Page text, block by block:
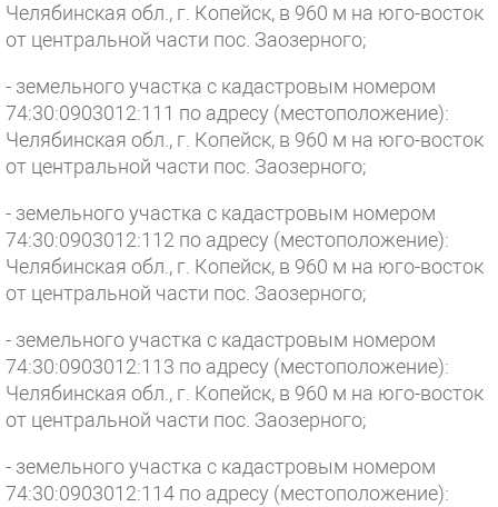
Челябинская обл., г. Копейск, в 960 м на юго-восток
от центральной части пос. Заозерного;
- земельного участка с кадастровым номером
74:30:0903012:111 по адресу (местоположение):
Челябинская обл., г. Копейск, в 960 м на юго-восток
от центральной части пос. Заозерного;
- земельного участка с кадастровым номером
74:30:0903012:112 по адресу (местоположение):
Челябинская обл., г. Копейск, в 960 м на юго-восток
от центральной части пос. Заозерного;
- земельного участка с кадастровым номером
74:30:0903012:113 по адресу (местоположение):
Челябинская обл., г. Копейск, в 960 м на юго-восток
от центральной части пос. Заозерного;
- земельного участка с кадастровым номером
74:30:0903012:114 по адресу (местоположение):